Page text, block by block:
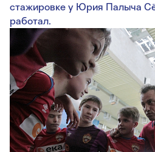
стажировке у Юрия Палыча
работал.